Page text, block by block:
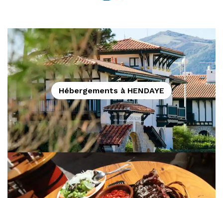
Hébergements à HENDAYE